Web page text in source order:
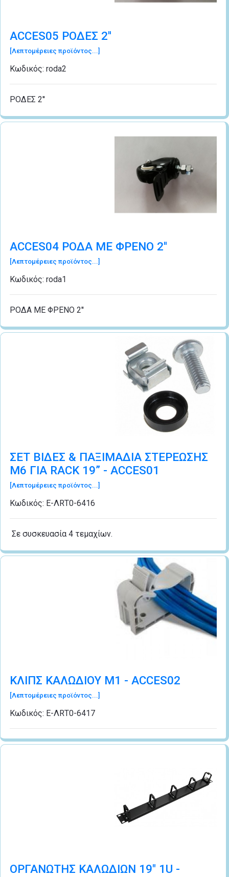
ACCES05 ΡΟΔΕΣ 2''
[Λεπτομέρειες προϊόντος...]
Κωδικός: roda2
ΡΟΔΕΣ 2''
ACCES04 ΡΟΔΑ ΜΕ ΦΡΕΝΟ 2''
[Λεπτομέρειες προϊόντος...]
Κωδικός: roda1
ΡΟΔΑ ΜΕ ΦΡΕΝΟ 2''
ΣΕΤ ΒΙΔΕΣ & ΠΑΞΙΜΑΔΙΑ ΣΤΕΡEΩΣΗΣ
Μ6 ΓΙΑ RACK 19” - ACCES01
[Λεπτομέρειες προϊόντος...]
Κωδικός: Ε-ΛRΤ0-6416
Σε συσκευασία 4 τεμαχίων.
KΛΙΠΣ ΚΑΛΩΔΙΟΥ Μ1 - ACCES02
[Λεπτομέρειες προϊόντος...]
Κωδικός: Ε-ΛRΤ0-6417
ΟΡΓΑΝΩΤΗΣ ΚΑΛΩΔΙΩΝ 19" 1U -